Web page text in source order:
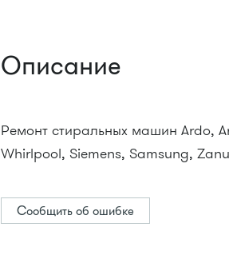
Описание
Ремонт стиральных машин Ardo,
Whirlpool, Siemens, Samsung,
Сообщить об ошибке